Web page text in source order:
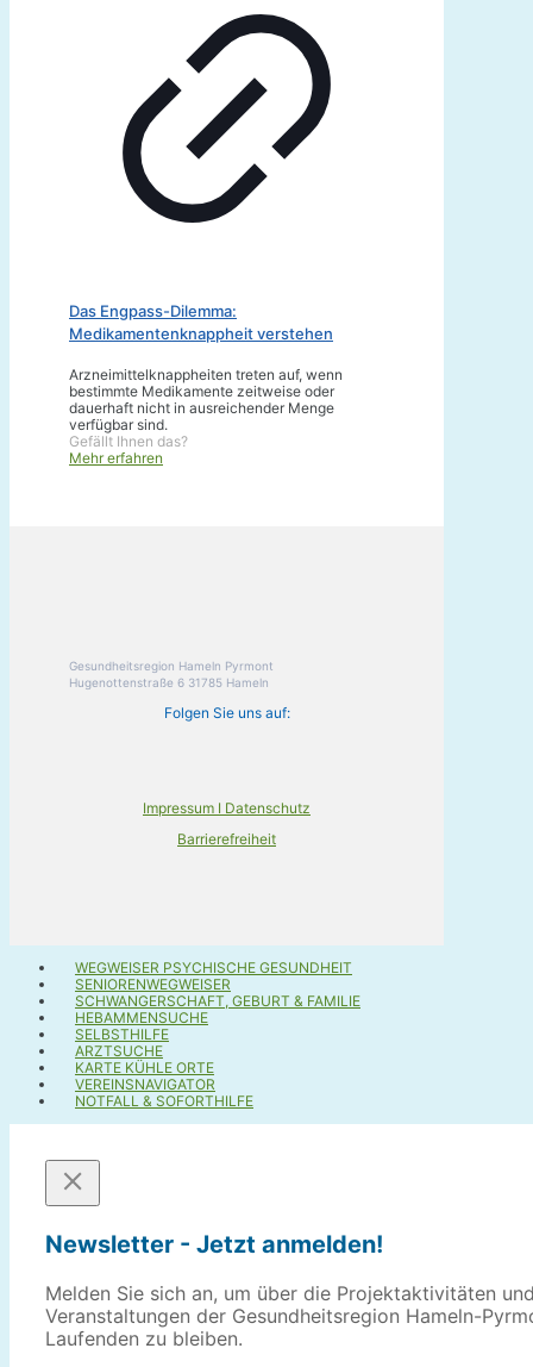
Das Engpass-Dilemma:
Medikamentenknappheit verstehen
Arzneimittelknappheiten treten auf, wenn
bestimmte Medikamente zeitweise oder
dauerhaft nicht in ausreichender Menge
verfügbar sind.
Gefällt Ihnen das?
Mehr erfahren
Gesundheitsregion Hameln Pyrmont
Hugenottenstraße 6 31785 Hameln
Folgen Sie uns auf:
Impressum I Datenschutz
Barrierefreiheit
WEGWEISER PSYCHISCHE GESUNDHEIT
SENIORENWEGWEISER
SCHWANGERSCHAFT, GEBURT & FAMILIE
HEBAMMENSUCHE
SELBSTHILFE
ARZTSUCHE
KARTE KÜHLE ORTE
VEREINSNAVIGATOR
NOTFALL & SOFORTHILFE
Newsletter - Jetzt anmelden!
Melden Sie sich an, um über die Projektaktivitäten
Veranstaltungen der Gesundheitsregion Hameln-
Laufenden zu bleiben.